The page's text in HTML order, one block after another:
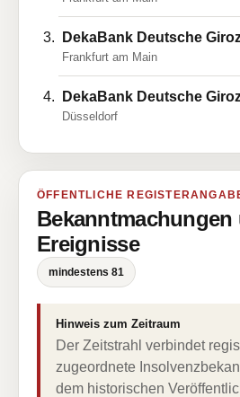
DekaBank Deutsche
Frankfurt am Main
DekaBank Deutsche
Düsseldorf
ÖFFENTLICHE
Bekanntmachungen
Ereignisse
mindestens 81
Hinweis zum Zeitraum
Der Zeitstrahl verbindet
zugeordnete
dem historischen